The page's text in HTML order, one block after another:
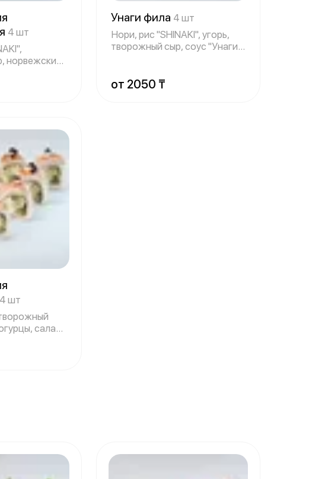
4 шт
норвежский
Унаги фила 4 шт
Нори, рис "SHINAKI", угорь,
творожный сыр, соус "Унаги",
от 2050 ₸
4 шт
салат